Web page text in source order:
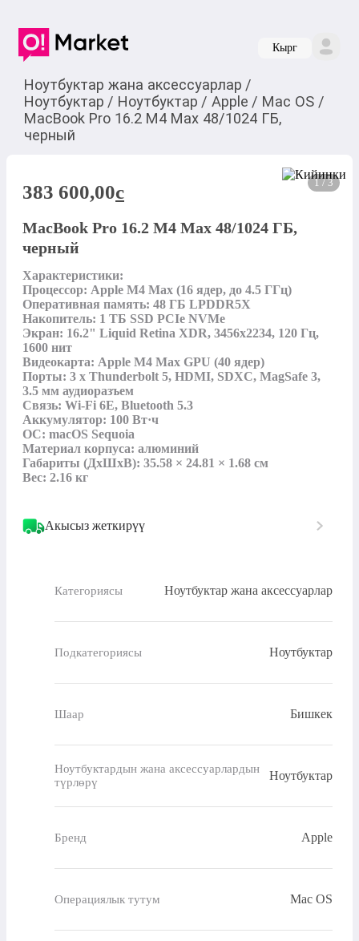
Кырг
Ноутбуктар жана аксессуарлар /
Ноутбуктар / Ноутбуктар / Apple / Mac OS /
MacBook Pro 16.2 M4 Max 48/1024 ГБ,
черный
1 / 3
383 600,00c
MacBook Pro 16.2 M4 Max 48/1024 ГБ,
черный
Характеристики:
Процессор: Apple M4 Max (16 ядер, до 4.5 ГГц)
Оперативная память: 48 ГБ LPDDR5X
Накопитель: 1 ТБ SSD PCIe NVMe
Экран: 16.2" Liquid Retina XDR, 3456x2234, 120 Гц,
1600 нит
Видеокарта: Apple M4 Max GPU (40 ядер)
Порты: 3 x Thunderbolt 5, HDMI, SDXC, MagSafe 3,
3.5 мм аудиоразъем
Связь: Wi-Fi 6E, Bluetooth 5.3
Аккумулятор: 100 Вт·ч
ОС: macOS Sequoia
Материал корпуса: алюминий
Габариты (ДхШхВ): 35.58 × 24.81 × 1.68 см
Вес: 2.16 кг
Акысыз жеткирүү
Категориясы Ноутбуктар жана аксессуарлар
Подкатегориясы Ноутбуктар
Шаар Бишкек
Ноутбуктардын жана аксессуарлардын
түрлөрү
Ноутбуктар
Бренд Apple
Операциялык тутум Mac OS